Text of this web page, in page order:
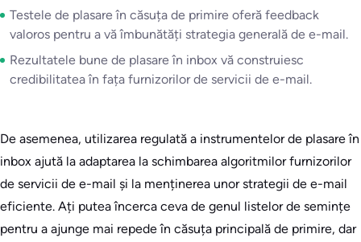
Testele de plasare în căsuța de primire oferă feedback
valoros pentru a vă îmbunătăți strategia generală de e-mail.
Rezultatele bune de plasare în inbox vă construiesc
credibilitatea în fața furnizorilor de servicii de e-mail.
De asemenea, utilizarea regulată a instrumentelor de plasare în
inbox ajută la adaptarea la schimbarea algoritmilor furnizorilor
de servicii de e-mail și la menținerea unor strategii de e-mail
eficiente. Ați putea încerca ceva de genul listelor de semințe
pentru a ajunge mai repede în căsuța principală de primire, dar